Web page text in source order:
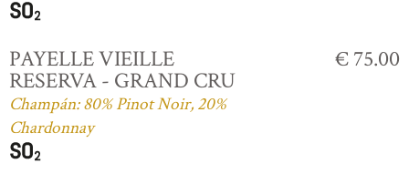
PAYELLE VIEILLE
RESERVA - GRAND CRU
Champán: 80% Pinot Noir, 20%
Chardonnay
€ 75.00